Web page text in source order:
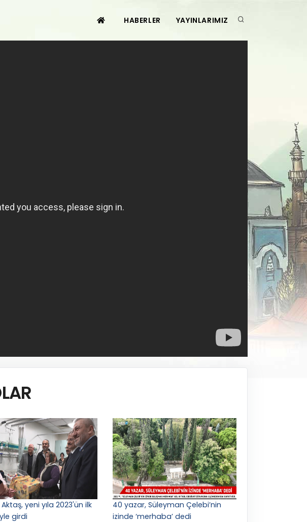
HABERLER YAYINLARIMIZ
yeni yıla 2023'ün ilk
girdi
40 yazar, Süleyman Çelebi’nin
izinde ‘merhaba’ dedi